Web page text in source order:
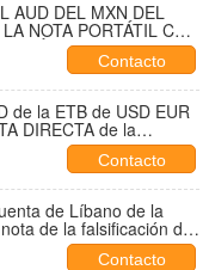
AUD DEL MXN DEL
NOTA PORTÁTIL CON
4 DE LA
DE LA
LAS NOTAS
Contacto
de la ETB de USD EUR
DIRECTA de la
de la ALIMENTACIÓN
de las NOTAS
Contacto
de Líbano de la
de la falsificación de
multi del dinero con el
Contacto